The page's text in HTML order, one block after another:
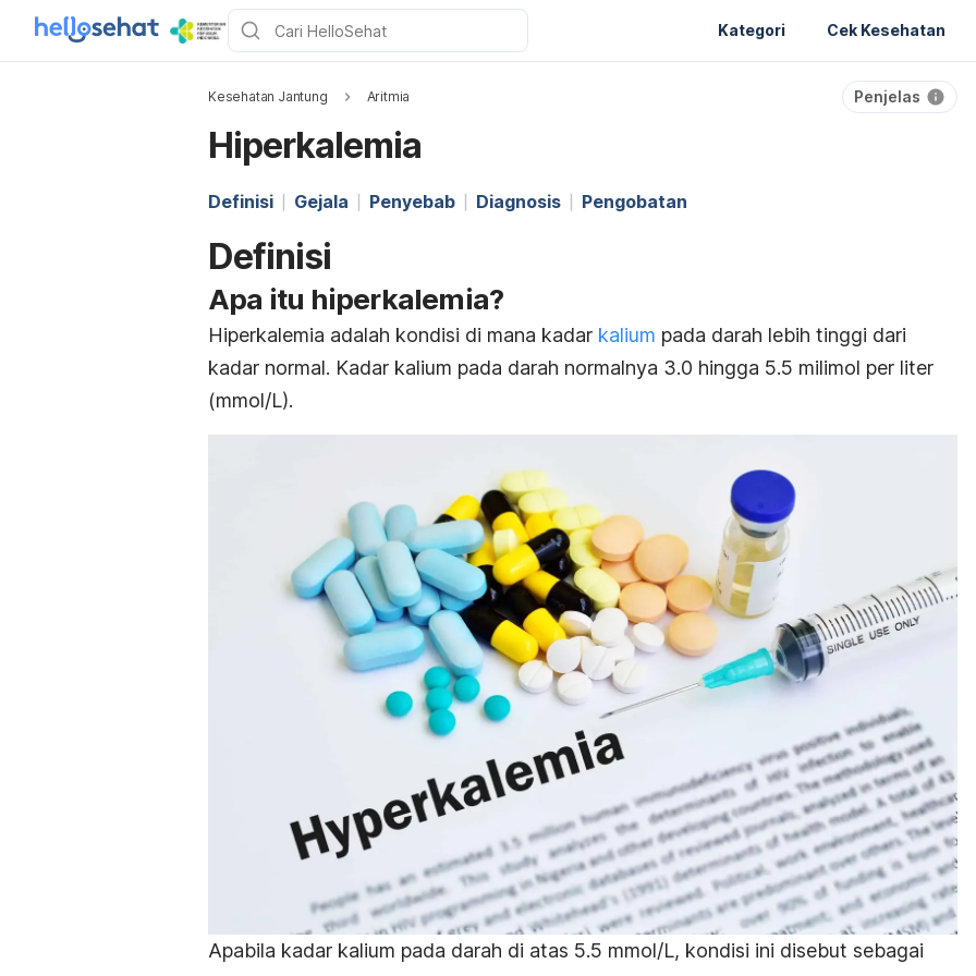
Kategori Cek Kesehatan
Kesehatan Jantung Aritmia Penjelas
Hiperkalemia
Definisi Gejala Penyebab Diagnosis Pengobatan
Definisi
Apa itu hiperkalemia?
Hiperkalemia adalah kondisi di mana kadar kalium pada darah lebih tinggi dari
kadar normal. Kadar kalium pada darah normalnya 3.0 hingga 5.5 milimol per liter
(mmol/L).
Apabila kadar kalium pada darah di atas 5.5 mmol/L, kondisi ini disebut sebagai